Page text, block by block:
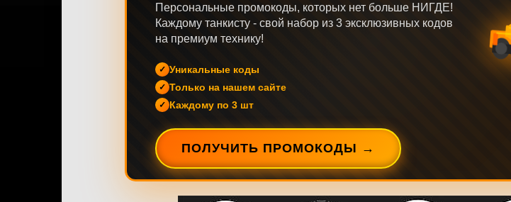
Персональные промокоды, которых нет больше НИГДЕ!
Каждому танкисту - свой набор из 3 эксклюзивных кодов
на премиум технику!
Уникальные коды
Только на нашем сайте
Каждому по 3 шт
ПОЛУЧИТЬ ПРОМОКОДЫ →